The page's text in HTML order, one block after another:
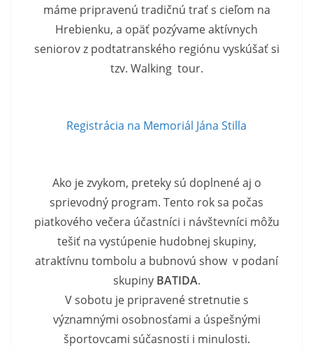
máme pripravenú tradičnú trať s cieľom na
Hrebienku, a opäť pozývame aktívnych
seniorov z podtatranského regiónu vyskúšať si
tzv. Walking tour.
Registrácia na Memoriál Jána Stilla
Ako je zvykom, preteky sú doplnené aj o
sprievodný program. Tento rok sa počas
piatkového večera účastníci i návštevníci môžu
tešiť na vystúpenie hudobnej skupiny,
atraktívnu tombolu a bubnovú show v podaní
skupiny BATIDA.
V sobotu je pripravené stretnutie s
významnými osobnosťami a úspešnými
športovcami súčasnosti i minulosti.